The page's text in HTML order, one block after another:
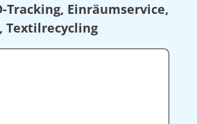
Tracking, Einräumservice,
Textilrecycling